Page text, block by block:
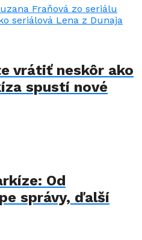
vrátiť neskôr ako
spustí nové
Od
správy, ďalší